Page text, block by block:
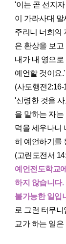
'이는 곧 선지
이 가라사대 말
주리니 너희의
은 환상을 보고
내가 내 영으
예언할 것이요.'
(사도행전2:16-
'신령한 것을
을 말하는 자는
덕을 세우나니
히 예언하기를
(고린도전서
예언전도학교
하지 않습니다
불가능한 일입
로 그런 터무
교가 하는 일